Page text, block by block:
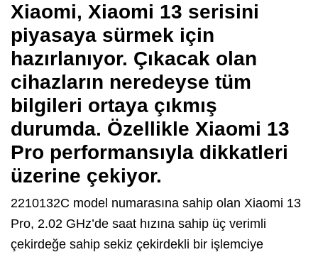
Xiaomi, Xiaomi 13 serisini
piyasaya sürmek için
hazırlanıyor. Çıkacak olan
cihazların neredeyse tüm
bilgileri ortaya çıkmış
durumda. Özellikle Xiaomi 13
Pro performansıyla dikkatleri
üzerine çekiyor.
2210132C model numarasına sahip olan Xiaomi 13
Pro, 2.02 GHz’de saat hızına sahip üç verimli
çekirdeğe sahip sekiz çekirdekli bir işlemciye